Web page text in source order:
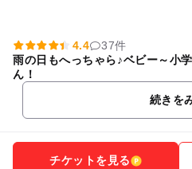
4.4
37件
雨の日もへっちゃら♪ベビー～小
ん！
続きを
チケットを見る